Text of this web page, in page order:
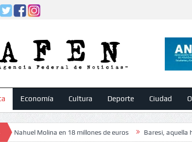
Economía Cultura Deporte Ciudad
en 18 millones de euros Baresi, aquella historia